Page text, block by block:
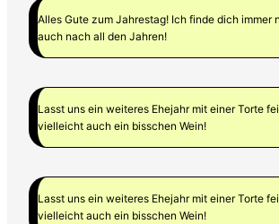
Alles Gute zum Jahrestag! Ich finde dich immer
auch nach all den Jahren!
Lasst uns ein weiteres Ehejahr mit einer Torte
vielleicht auch ein bisschen Wein!
Lasst uns ein weiteres Ehejahr mit einer Torte
vielleicht auch ein bisschen Wein!